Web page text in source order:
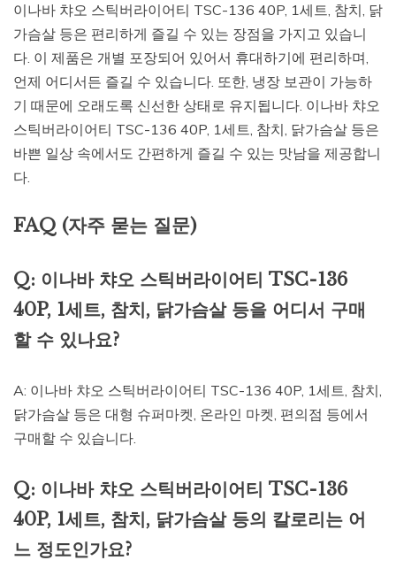
이나바 챠오 스틱버라이어티 TSC-136 40P, 1세트, 참치, 닭
가슴살 등은 편리하게 즐길 수 있는 장점을 가지고 있습니
다. 이 제품은 개별 포장되어 있어서 휴대하기에 편리하며,
언제 어디서든 즐길 수 있습니다. 또한, 냉장 보관이 가능하
기 때문에 오래도록 신선한 상태로 유지됩니다. 이나바 챠오
스틱버라이어티 TSC-136 40P, 1세트, 참치, 닭가슴살 등은
바쁜 일상 속에서도 간편하게 즐길 수 있는 맛남을 제공합니
다.
FAQ (자주 묻는 질문)
Q: 이나바 챠오 스틱버라이어티 TSC-136
40P, 1세트, 참치, 닭가슴살 등을 어디서 구매
할 수 있나요?
A: 이나바 챠오 스틱버라이어티 TSC-136 40P, 1세트, 참치,
닭가슴살 등은 대형 슈퍼마켓, 온라인 마켓, 편의점 등에서
구매할 수 있습니다.
Q: 이나바 챠오 스틱버라이어티 TSC-136
40P, 1세트, 참치, 닭가슴살 등의 칼로리는 어
느 정도인가요?